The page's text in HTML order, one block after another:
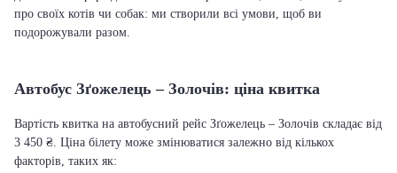
про своїх котів чи собак: ми створили всі умови, щоб ви
подорожували разом.
Автобус Зґожелець – Золочів: ціна квитка
Вартість квитка на автобусний рейс Зґожелець – Золочів складає від
3 450 ₴. Ціна білету може змінюватися залежно від кількох
факторів, таких як: